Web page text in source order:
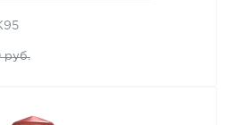
руб.